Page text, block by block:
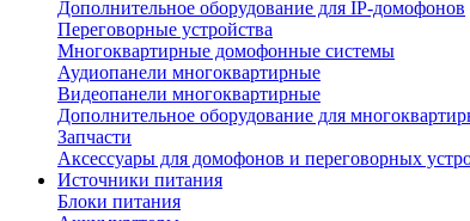
Дополнительное оборудование для IP-домофонов
Переговорные устройства
Многоквартирные домофонные системы
Аудиопанели многоквартирные
Видеопанели многоквартирные
Дополнительное оборудование для
Запчасти
Аксессуары для домофонов и переговорных
Источники питания
Блоки питания